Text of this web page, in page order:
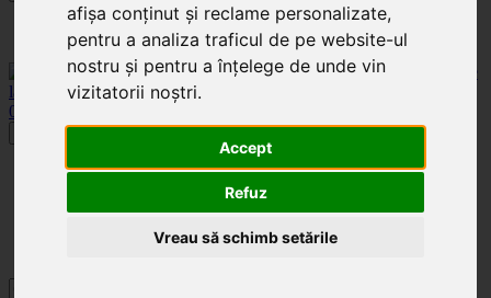
afișa conținut și reclame personalizate,
pentru a analiza traficul de pe website-ul
nostru și pentru a înțelege de unde vin
vizitatorii noștri.
Accept
Refuz
Vreau să schimb setările
Transportul este GRATUIT pentru comenzile mai mari de 350 Lei. Comanda minimă în
valoare de 100 Lei. Expediere în 1 - 2 zile lucrătoare.
0
Toggle navigation
Acasă
Noutăți